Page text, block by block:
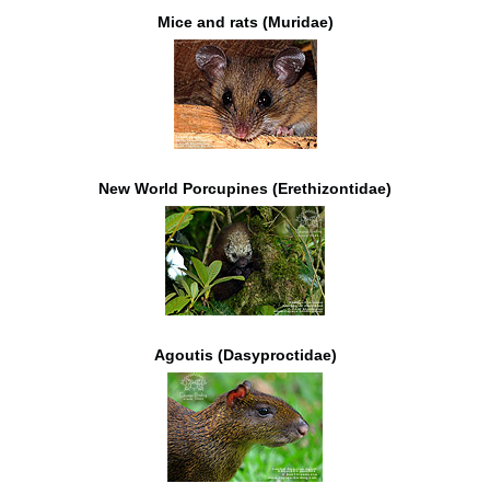
Mice and rats (Muridae)
New World Porcupines (Erethizontidae)
Agoutis (Dasyproctidae)